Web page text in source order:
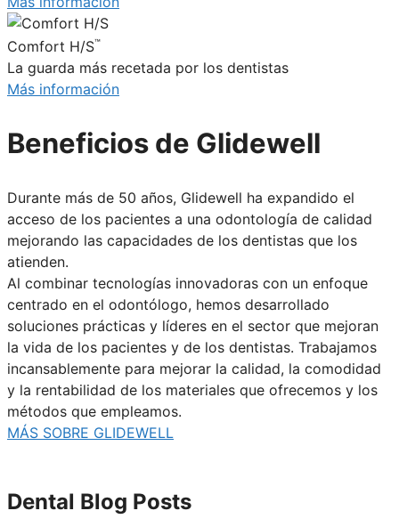
Comfort H/S™
La guarda más recetada por los dentistas
Más información
Beneficios de Glidewell
Durante más de 50 años, Glidewell ha expandido el
acceso de los pacientes a una odontología de calidad
mejorando las capacidades de los dentistas que los
atienden.
Al combinar tecnologías innovadoras con un enfoque
centrado en el odontólogo, hemos desarrollado
soluciones prácticas y líderes en el sector que mejoran
la vida de los pacientes y de los dentistas. Trabajamos
incansablemente para mejorar la calidad, la comodidad
y la rentabilidad de los materiales que ofrecemos y los
métodos que empleamos.
MÁS SOBRE GLIDEWELL
Dental Blog Posts